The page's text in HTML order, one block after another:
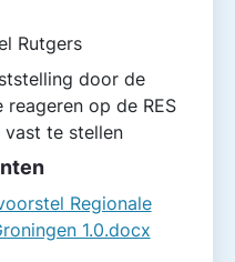
Rutgers
door de
op de RES
te stellen
Regionale
1.0.docx